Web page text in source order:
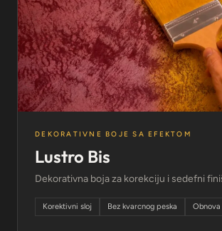
DEKORATIVNE BOJE SA EFEKTOM
Lustro Bis
Dekorativna boja za korekciju i sedefni
Korektivni sloj Bez kvarcnog peska